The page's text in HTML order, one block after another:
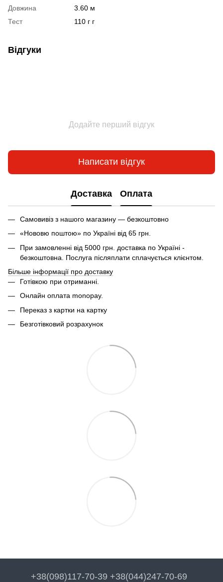
Довжина
3.60 м
Тест
110 г г
Відгуки
Додайте перший відгук
Написати відгук
Доставка Оплата
Самовивіз з нашого магазину — безкоштовно
«Нововю поштою» по Україні від 65 грн.
При замовленні від 5000 грн. доставка по Україні -
безкоштовна. Послуга післяплати сплачується клієнтом.
Більше інформації про доставку
Готівкою при отриманні.
Онлайн оплата monopay.
Переказ з картки на картку
Безготівковий розрахунок
+38(098)117-70-39 +38(044)247-70-69